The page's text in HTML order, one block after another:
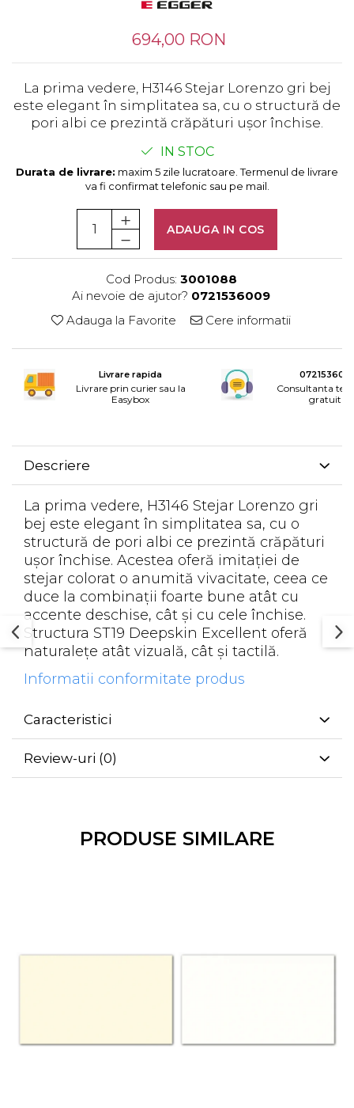
Sisteme pentru usi pliante
Accesorii dressing
Bari pentru haine
Console si suporti polita
compartimentare sertare
Organizatoare sertare
Orga-Line - Blum
Ambia-Line - Blum
Suruburi, coltare, elemente de
Lamele si cepi de lemn
Picioare si rotile mobilier
Scurgatoare pentru vase
Scule si unelte
694,00 RON
La prima vedere, H3146 Stejar Lorenzo gri bej
este elegant în simplitatea sa, cu o structură de
pori albi ce prezintă crăpături ușor închise.
IN STOC
Durata de livrare: maxim 5 zile lucratoare. Termenul de livrare
va fi confirmat telefonic sau pe mail.
ADAUGA IN COS
Cod Produs: 3001088
Ai nevoie de ajutor? 0721536009
Adauga la Favorite
Cere informatii
Livrare rapida
Livrare prin curier sau la
Easybox
Consultanta
gratuita
Descriere
La prima vedere, H3146 Stejar Lorenzo gri
bej este elegant în simplitatea sa, cu o
structură de pori albi ce prezintă crăpături
ușor închise. Acestea oferă imitației de
stejar colorat o anumită vivacitate, ceea ce
duce la combinații foarte bune atât cu
accente deschise, cât și cu cele închise.
Structura ST19 Deepskin Excellent oferă
naturalețe atât vizuală, cât și tactilă.
Informatii conformitate produs
Caracteristici
Review-uri (0)
PRODUSE SIMILARE